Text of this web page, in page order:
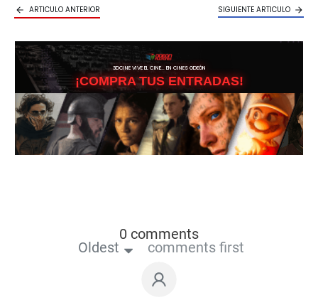
ARTICULO ANTERIOR SIGUIENTE ARTICULO
3DCINE VIVE EL CINE… EN CINES ODEÓN
¡COMPRA TUS ENTRADAS!
0 comments
Oldest comments first